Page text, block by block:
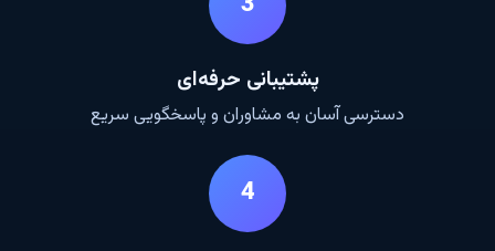
پشتیبانی حرفه‌ای
دسترسی آسان به مشاوران و پاسخگویی سریع
4